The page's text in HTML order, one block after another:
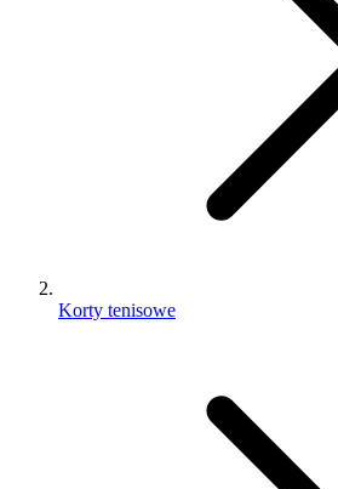
Korty tenisowe